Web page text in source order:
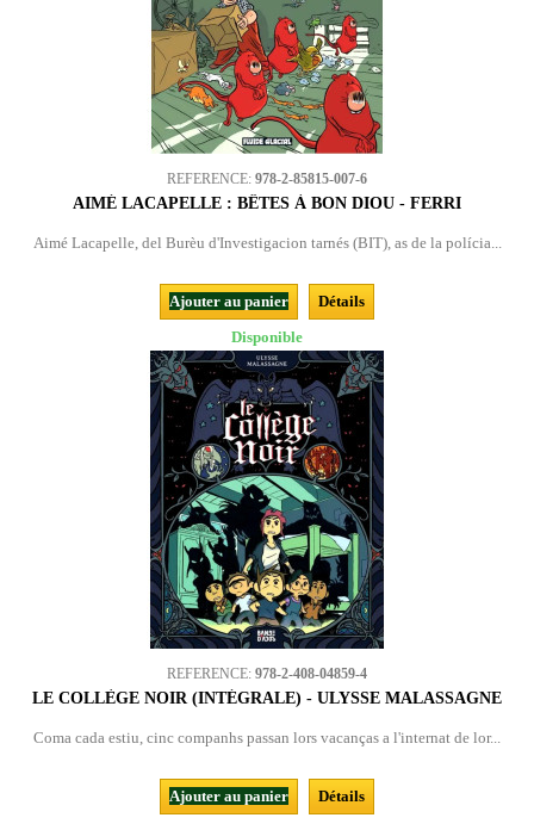
REFERENCE: 978-2-85815-007-6
AIMÉ LACAPELLE : BÊTES À BON DIOU - FERRI
Aimé Lacapelle, del Burèu d'Investigacion tarnés (BIT), as de la polícia...
Ajouter au panier
Détails
Disponible
REFERENCE: 978-2-408-04859-4
LE COLLÈGE NOIR (INTÉGRALE) - ULYSSE MALASSAGNE
Coma cada estiu, cinc companhs passan lors vacanças a l'internat de lor...
Ajouter au panier
Détails